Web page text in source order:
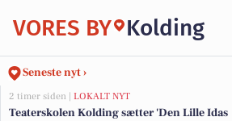
VORES BY Kolding
Seneste nyt ›
2 timer siden | LOKALT NYT
Teaterskolen Kolding sætter 'Den Lille Idas